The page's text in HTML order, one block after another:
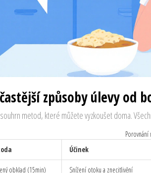
způsoby úlevy od
metod, které můžete vyzkoušet doma.
Účinek
obklad (15min) Snížení otoku a znecitlivění